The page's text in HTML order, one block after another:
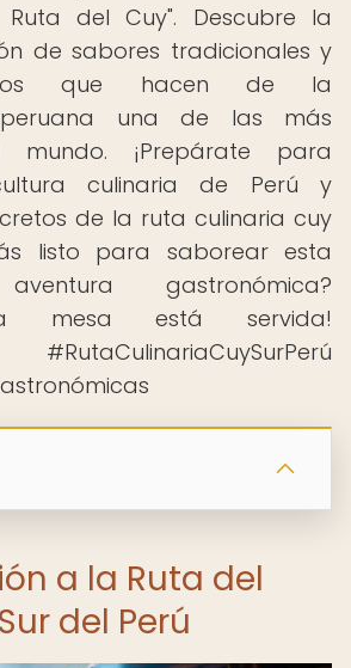
del Cuy". Descubre la
de sabores tradicionales y
que hacen de la
una de las más
mundo. ¡Prepárate para
culinaria de Perú y
de la ruta culinaria cuy
listo para saborear esta
gastronómica?
mesa está servida!
#RutaCulinariaCuySurPerú
a la Ruta del
del Perú